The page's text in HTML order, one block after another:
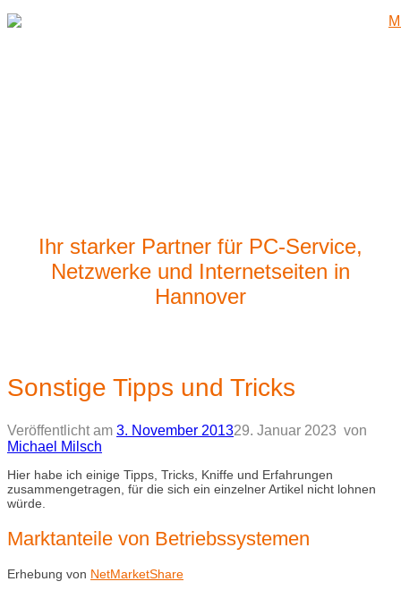
Zum
Inhalt
Ihr starker Partner für PC-Service,
Netzwerke und Internetseiten in
Hannover
Sonstige Tipps und Tricks
Veröffentlicht am 3. November 201329. Januar 2023 von
Michael Milsch
Hier habe ich einige Tipps, Tricks, Kniffe und Erfahrungen
zusammengetragen, für die sich ein einzelner Artikel nicht lohnen
würde.
Marktanteile von Betriebssystemen
Erhebung von NetMarketShare